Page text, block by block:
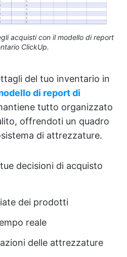
acquisti con il modello di report
ClickUp.
del tuo inventario in
di report di
tutto organizzato
offrendoti un quadro
di attrezzature.
decisioni di acquisto
dei prodotti
reale
delle attrezzature